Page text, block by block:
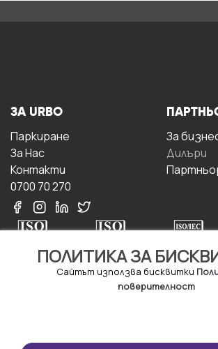
ПОЛИТИКА ЗА
Сайтът използва бисквитки
поверителност
ЗА URBO
Паркиране
За Hас
Контакти
0700 70 270
За
Дилъри
Правила и условия за